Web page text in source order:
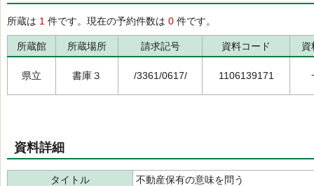
所蔵は 1 件です。現在の予約件数は 0 件です。
所蔵館 所蔵場所 請求記号 資料コード 資
県立 書庫３ /3361/0617/ 1106139171
資料詳細
タイトル
不動産保有の意味を問う